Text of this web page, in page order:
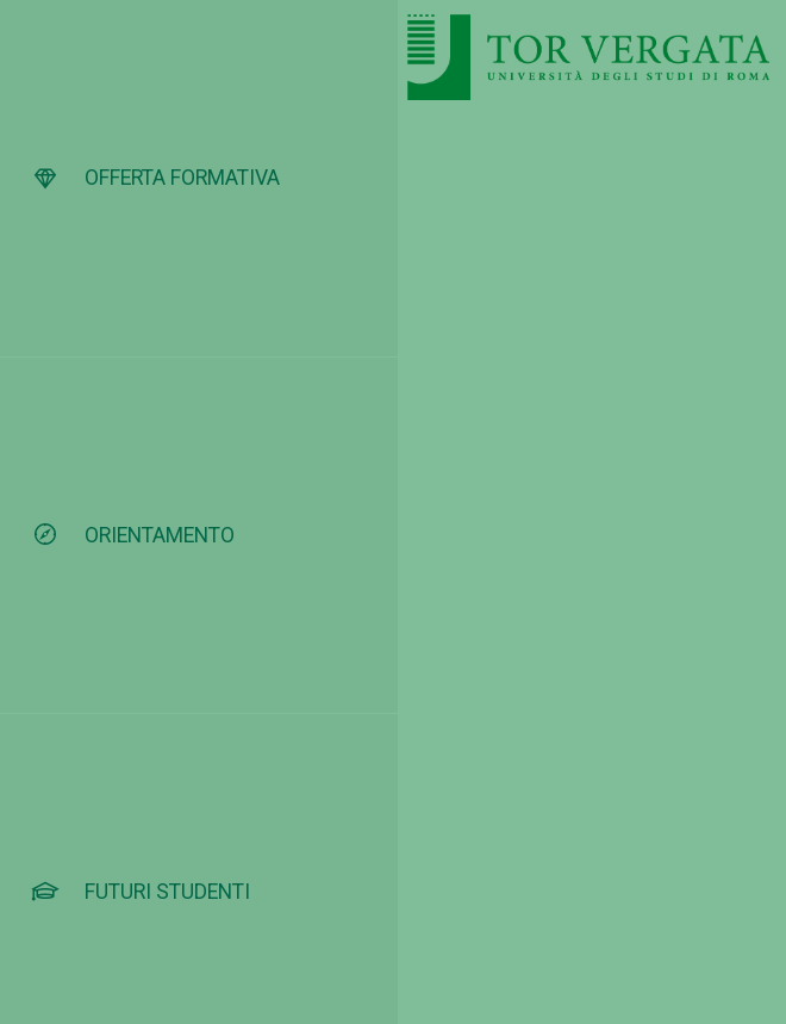
OFFERTA FORMATIVA
ORIENTAMENTO
FUTURI STUDENTI